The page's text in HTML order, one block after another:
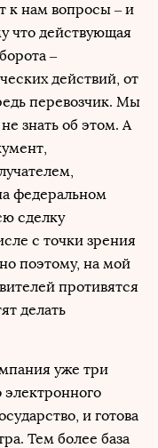
к нам вопросы – и
что действующая
–
действий, от
перевозчик. Мы
знать об этом. А
федеральном
сделку
с точки зрения
поэтому, на мой
противятся
делать
уже три
электронного
и готова
Тем более база